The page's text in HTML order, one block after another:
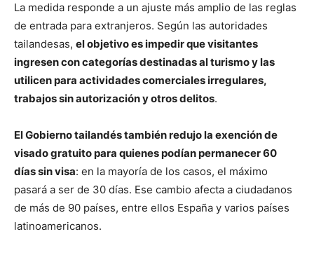
La medida responde a un ajuste más amplio de las reglas
de entrada para extranjeros. Según las autoridades
tailandesas, el objetivo es impedir que visitantes
ingresen con categorías destinadas al turismo y las
utilicen para actividades comerciales irregulares,
trabajos sin autorización y otros delitos.
El Gobierno tailandés también redujo la exención de
visado gratuito para quienes podían permanecer 60
días sin visa: en la mayoría de los casos, el máximo
pasará a ser de 30 días. Ese cambio afecta a ciudadanos
de más de 90 países, entre ellos España y varios países
latinoamericanos.